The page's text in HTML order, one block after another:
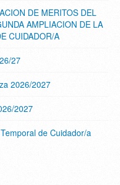
DE MERITOS DEL
AMPLIACION DE LA
CUIDADOR/A
27
2026/2027
2027
de Cuidador/a